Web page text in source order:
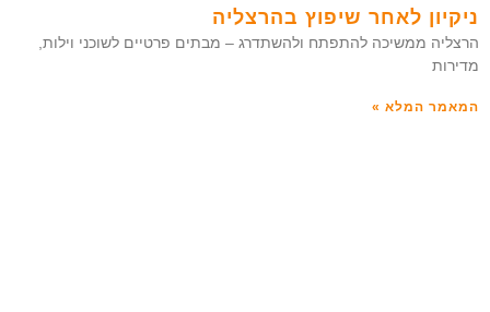
ניקיון לאחר שיפוץ בהרצליה
הרצליה ממשיכה להתפתח ולהשתדרג – מבתים פרטיים לשוכני וילות,
מדירות
המאמר המלא »